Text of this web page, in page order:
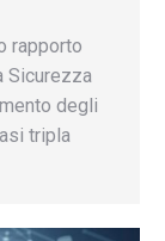
rapporto
Sicurezza
degli
tripla